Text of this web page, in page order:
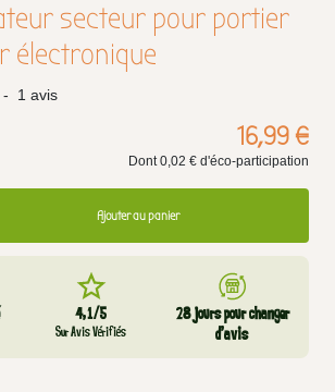
secteur pour portier
électronique
- 1 avis
16,99 €
Dont 0,02 € d'éco-participation
Ajouter au panier
4,1/5
Sur Avis Vérifiés
28 jours pour changer
d’avis